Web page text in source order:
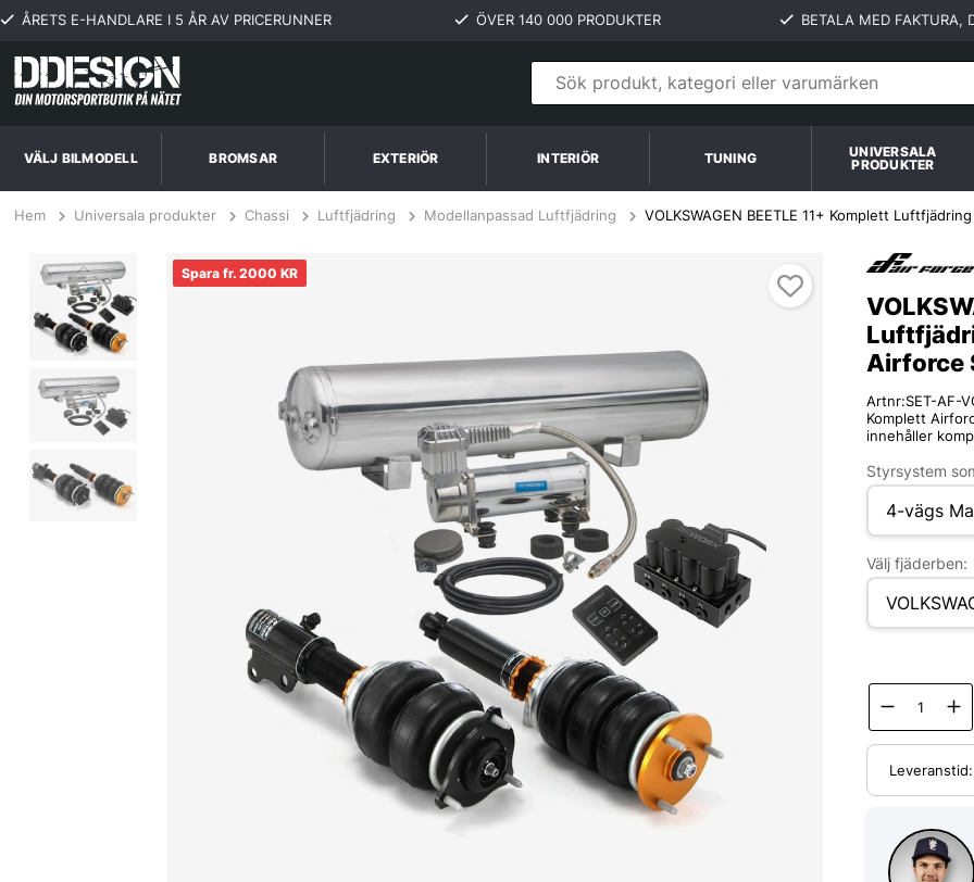
ÅRETS E-HANDLARE I 5 ÅR AV PRICERUNNER ÖVER 140 000 PRODUKTER BETALA MED FAKTURA,
VÄLJ BILMODELL BROMSAR EXTERIÖR INTERIÖR TUNING
UNIVERSALA
PRODUKTER
Hem Universala produkter Chassi Luftfjädring Modellanpassad Luftfjädring VOLKSWAGEN BEETLE 11+ Komplett
VOLKSWAGEN BEETLE 11+ Komplett Luftfjädring Inkl. Manuellt Styrsystem Airforce Suspensions
fr. 2000 KR
Airforce
Artnr:SET-AF-
Komplett
innehåller
Styrsystem
Välj fjäderben: